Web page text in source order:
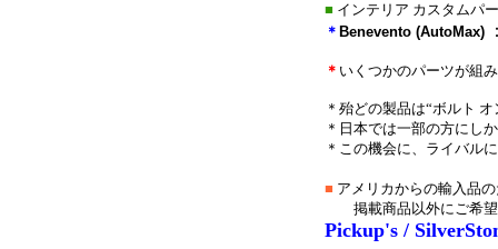
■ インテリア カスタムパ
＊ Benevento (AutoMax)
＊ いくつかのパーツが組
＊殆どの製品は“ボルト
＊日本では一部の方にし
＊この機会に、ライバル
■ アメリカからの輸入品
掲載商品以外にご希
Pickup's /